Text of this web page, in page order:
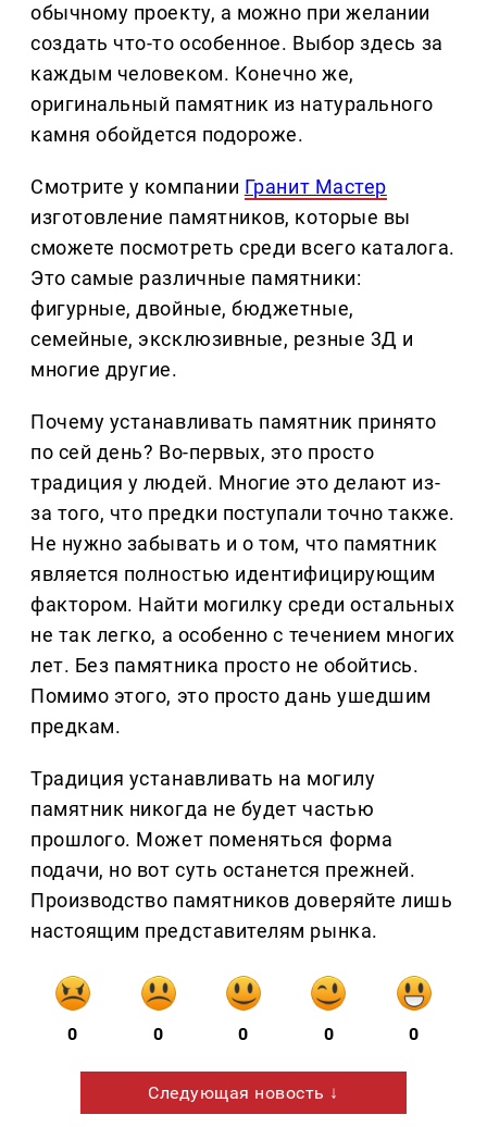
обычному проекту, а можно при желании
создать что-то особенное. Выбор здесь за
каждым человеком. Конечно же,
оригинальный памятник из натурального
камня обойдется подороже.
Смотрите у компании Гранит Мастер
изготовление памятников, которые вы
сможете посмотреть среди всего каталога.
Это самые различные памятники:
фигурные, двойные, бюджетные,
семейные, эксклюзивные, резные 3Д и
многие другие.
Почему устанавливать памятник принято
по сей день? Во-первых, это просто
традиция у людей. Многие это делают из-
за того, что предки поступали точно также.
Не нужно забывать и о том, что памятник
является полностью идентифицирующим
фактором. Найти могилку среди остальных
не так легко, а особенно с течением многих
лет. Без памятника просто не обойтись.
Помимо этого, это просто дань ушедшим
предкам.
Традиция устанавливать на могилу
памятник никогда не будет частью
прошлого. Может поменяться форма
подачи, но вот суть останется прежней.
Производство памятников доверяйте лишь
настоящим представителям рынка.
0 0 0 0 0
Следующая новость ↓